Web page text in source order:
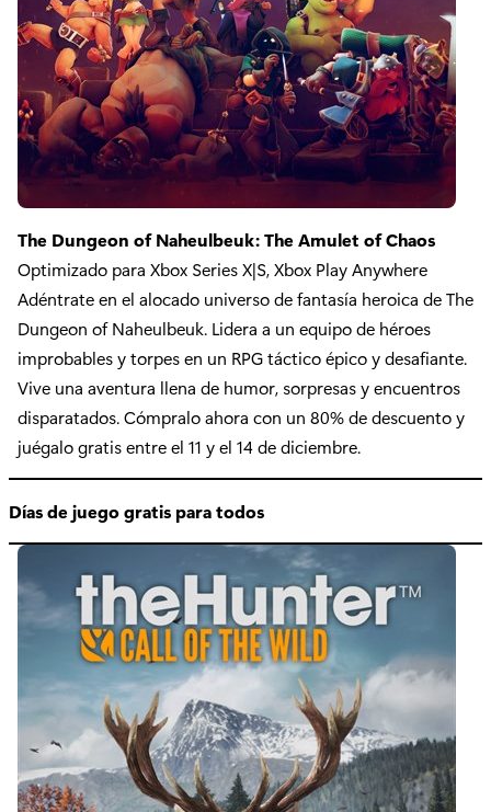
The Dungeon of Naheulbeuk: The Amulet of Chaos
Optimizado para Xbox Series X|S, Xbox Play Anywhere
Adéntrate en el alocado universo de fantasía heroica de The
Dungeon of Naheulbeuk. Lidera a un equipo de héroes
improbables y torpes en un RPG táctico épico y desafiante.
Vive una aventura llena de humor, sorpresas y encuentros
disparatados. Cómpralo ahora con un 80% de descuento y
juégalo gratis entre el 11 y el 14 de diciembre.
Días de juego gratis para todos